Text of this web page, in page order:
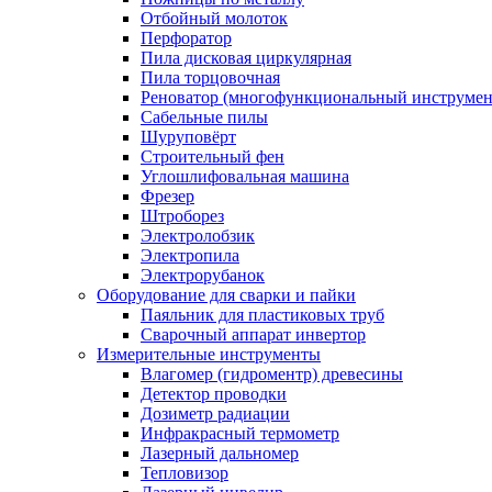
Отбойный молоток
Перфоратор
Пила дисковая циркулярная
Пила торцовочная
Реноватор (многофункциональный
Сабельные пилы
Шуруповёрт
Строительный фен
Углошлифовальная машина
Фрезер
Штроборез
Электролобзик
Электропила
Электрорубанок
Оборудование для сварки и пайки
Паяльник для пластиковых труб
Сварочный аппарат инвертор
Измерительные инструменты
Влагомер (гидроментр) древесины
Детектор проводки
Дозиметр радиации
Инфракрасный термометр
Лазерный дальномер
Тепловизор